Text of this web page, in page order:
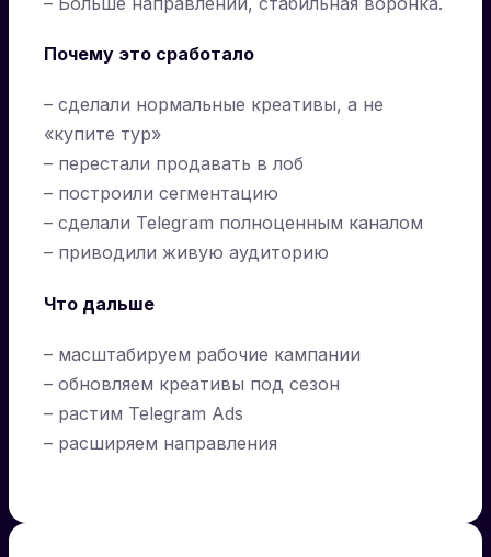
Почему это сработало
– сделали нормальные креативы, а не
«купите тур»
– перестали продавать в лоб
– построили сегментацию
– сделали Telegram полноценным каналом
– приводили живую аудиторию
Что дальше
– масштабируем рабочие кампании
– обновляем креативы под сезон
– растим Telegram Ads
– расширяем направления